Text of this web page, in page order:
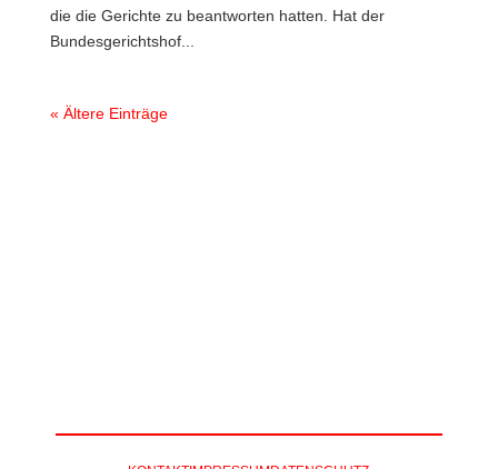
die die Gerichte zu beantworten hatten. Hat der
Bundesgerichtshof...
« Ältere Einträge